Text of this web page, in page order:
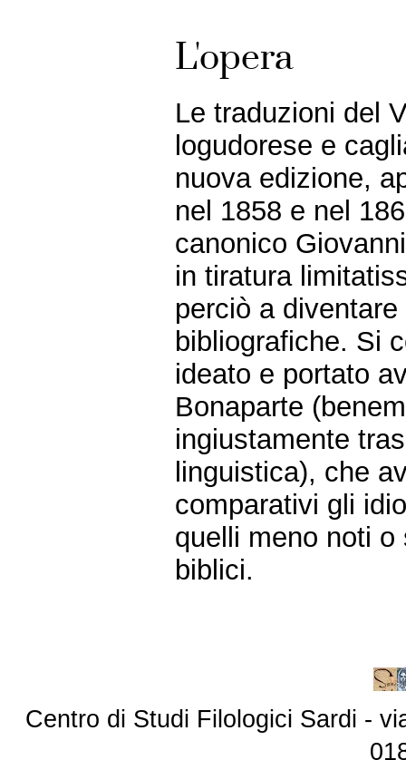
L'opera
Le traduzioni del
logudorese e
nuova edizione,
nel 1858 e nel
canonico
in tiratura
perciò a
bibliografiche. Si
ideato e portato
Bonaparte
ingiustamente
linguistica), che
comparativi gli
quelli meno noti
biblici.
Centro di Studi Filologici Sardi -